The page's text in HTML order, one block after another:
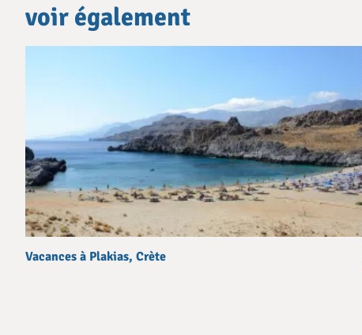
voir également
Vacances à Plakias, Crète